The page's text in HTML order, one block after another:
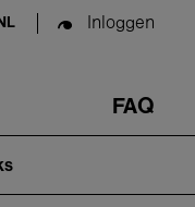
NL Inloggen
FAQ